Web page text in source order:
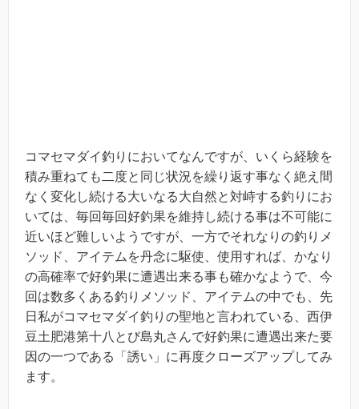
コマセマダイ釣りにおいてなんですが、いくら経験を
積み重ねても二度と同じ状況を繰り返す事なく絶え間
なく変化し続ける大いなる大自然と対峙する釣りにお
いては、毎回毎回好釣果を維持し続ける事は不可能に
近いほど難しいようですが、一方でそれなりの釣りメ
ソッド、アイテムを丹念に駆使、使用すれば、かなり
の高確率で好釣果に遭遇出来る事も確かなようで、今
回は数多くある釣りメソッド、アイテムの中でも、先
日私がコマセマダイ釣りの聖地と言われている、西伊
豆土肥港第十八とび島丸さんで好釣果に遭遇出来た要
因の一つである「誘い」に再度クローズアップしてみ
ます。